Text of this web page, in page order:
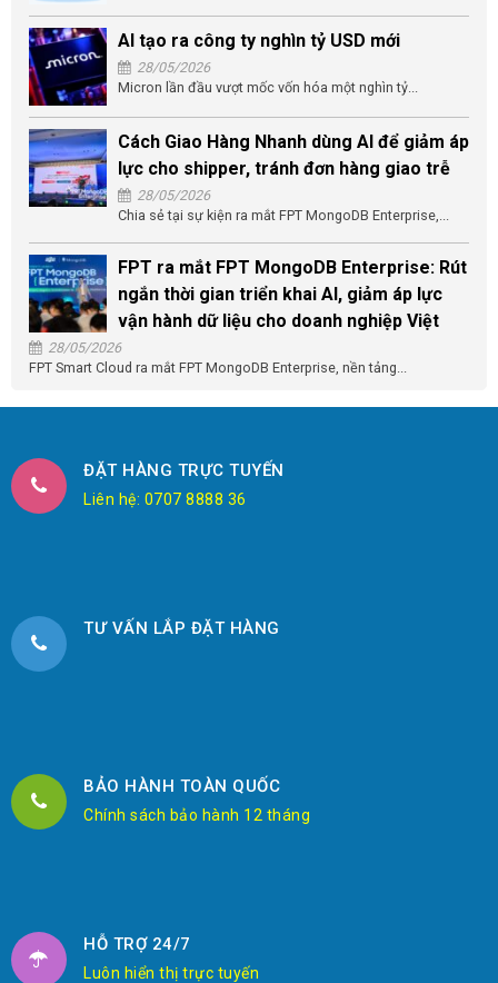
AI tạo ra công ty nghìn tỷ USD mới
28/05/2026
Micron lần đầu vượt mốc vốn hóa một nghìn tỷ...
Cách Giao Hàng Nhanh dùng AI để giảm áp
lực cho shipper, tránh đơn hàng giao trễ
28/05/2026
Chia sẻ tại sự kiện ra mắt FPT MongoDB Enterprise,...
FPT ra mắt FPT MongoDB Enterprise: Rút
ngắn thời gian triển khai AI, giảm áp lực
vận hành dữ liệu cho doanh nghiệp Việt
28/05/2026
FPT Smart Cloud ra mắt FPT MongoDB Enterprise, nền tảng...
ĐẶT HÀNG TRỰC TUYẾN
Liên hệ: 0707 8888 36
TƯ VẤN LẮP ĐẶT HÀNG
BẢO HÀNH TOÀN QUỐC
Chính sách bảo hành 12 tháng
HỖ TRỢ 24/7
Luôn hiển thị trực tuyến